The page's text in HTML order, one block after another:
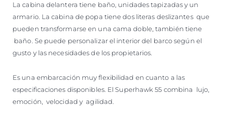
La cabina delantera tiene baño, unidades tapizadas y un
armario. La cabina de popa tiene dos literas deslizantes que
pueden transformarse en una cama doble, también tiene
baño. Se puede personalizar el interior del barco según el
gusto y las necesidades de los propietarios.
Es una embarcación muy flexibilidad en cuanto a las
especificaciones disponibles. El Superhawk 55 combina lujo,
emoción, velocidad y agilidad.